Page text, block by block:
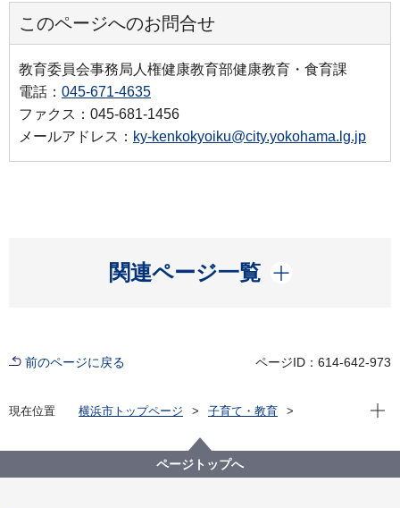
このページへのお問合せ
教育委員会事務局人権健康教育部健康教育・食育課
電話： 045-671-4635
ファクス：045-681-1456
メールアドレス： ky-kenkokyoiku@city.yokohama.lg.jp
関連ページ一覧
開く
前のページに戻る ページID：614-642-973
現在位置 横浜市トップページ
子育て・教育
中学校
令和 8 年度からの全員給食に向けて、 事業者の皆さま
との対話を実施しました。～サウンディング型市場調
現在
ページトップへ